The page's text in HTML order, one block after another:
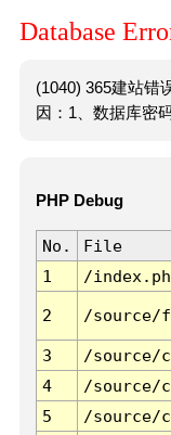
Database
(1040) 365建站错
因：1、数据库密
PHP Debug
No. File
1
/
2 /source/
3 /source/
4
/source/
5
/source/